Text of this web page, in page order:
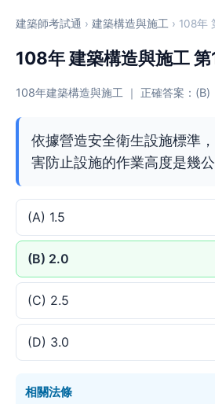
建築師考試通 › 建築構造與施工 › 108年
108年 建築構造與施工 第
108年建築構造與施工 ｜ 正確答案：(B)
依據營造安全衛生設施標準
害防止設施的作業高度是幾公
(A) 1.5
(B) 2.0
(C) 2.5
(D) 3.0
相關法條